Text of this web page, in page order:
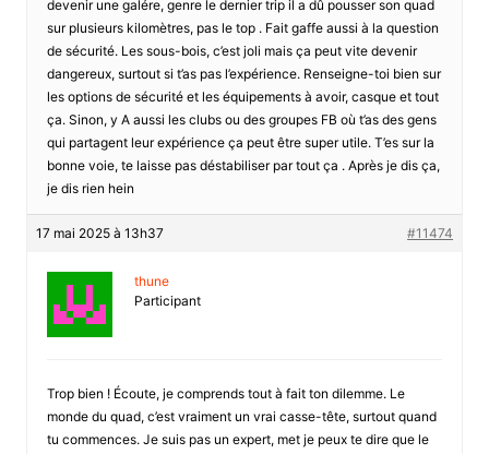
devenir une galére, genre le dernier trip il a dû pousser son quad
sur plusieurs kilomètres, pas le top . Fait gaffe aussi à la question
de sécurité. Les sous-bois, c’est joli mais ça peut vite devenir
dangereux, surtout si t’as pas l’expérience. Renseigne-toi bien sur
les options de sécurité et les équipements à avoir, casque et tout
ça. Sinon, y A aussi les clubs ou des groupes FB où t’as des gens
qui partagent leur expérience ça peut être super utile. T’es sur la
bonne voie, te laisse pas déstabiliser par tout ça . Après je dis ça,
je dis rien hein
17 mai 2025 à 13h37 #11474
thune
Participant
Trop bien ! Écoute, je comprends tout à fait ton dilemme. Le
monde du quad, c’est vraiment un vrai casse-tête, surtout quand
tu commences. Je suis pas un expert, met je peux te dire que le